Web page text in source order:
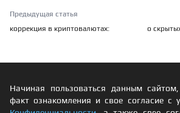
Предыдущая статья
коррекция в криптовалютах:
о
Начиная пользоваться данным
факт ознакомления и свое согласие с